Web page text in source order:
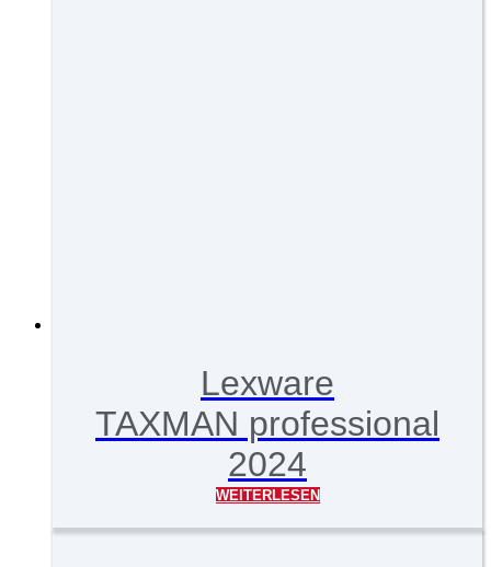
Lexware
TAXMAN professional
2024
WEITERLESEN